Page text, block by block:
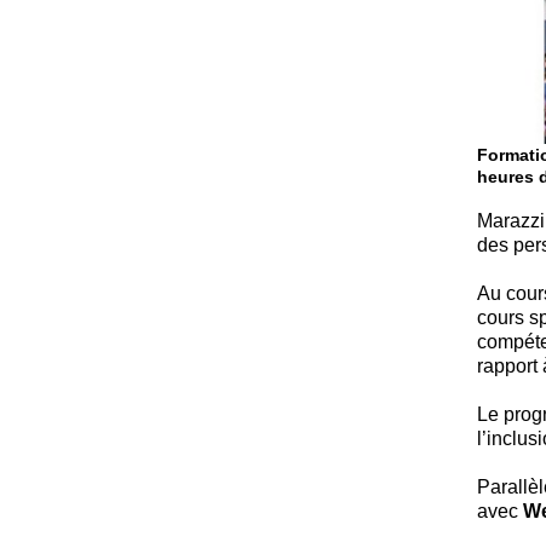
heures
des
Au
cours
rapport
Le
avec